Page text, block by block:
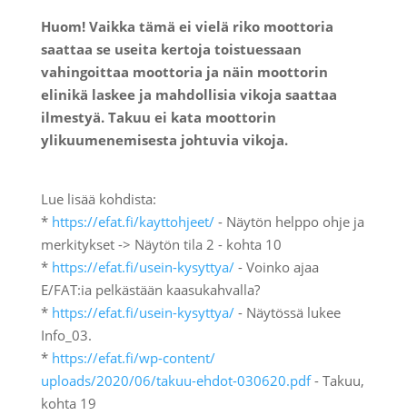
Huom! Vaikka tämä ei vielä riko moottoria
saattaa se useita kertoja toistuessaan
vahingoittaa moottoria ja näin moottorin
elinikä laskee ja mahdollisia vikoja saattaa
ilmestyä. Takuu ei kata moottorin
ylikuumenemisesta johtuvia vikoja.
Lue lisää kohdista:
* https://efat.fi/kayttohjeet/ - Näytön helppo ohje ja
merkitykset -> Näytön tila 2 - kohta 10
* https://efat.fi/usein-kysyttya/ - Voinko ajaa
E/FAT:ia pelkästään kaasukahvalla?
* https://efat.fi/usein-kysyttya/ - Näytössä lukee
Info_03.
* https://efat.fi/wp-content/
uploads/2020/06/takuu-ehdot-030620.pdf- Takuu,
kohta 19